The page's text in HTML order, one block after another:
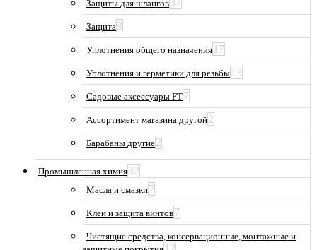
Защиты для шлангов37
Защита3
Уплотнения общего назначения 17
Уплотнения и герметики для резьбы 13
Садовые аксессуары FT7
Ассортимент магазина другой2
Барабаны другие2
Промышленная химия32
Масла и смазки7
Клеи и защита винтов7
Чистящие средства, консервационные, монтажные и